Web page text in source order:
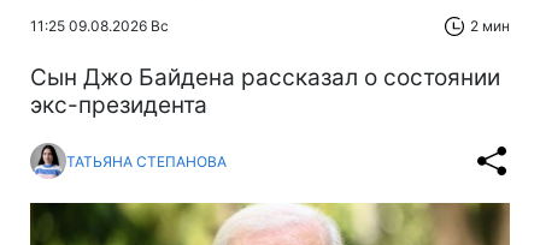
11:25 09.08.2026 Вс 2 мин
Сын Джо Байдена рассказал о состоянии
экс-президента
ТАТЬЯНА СТЕПАНОВА